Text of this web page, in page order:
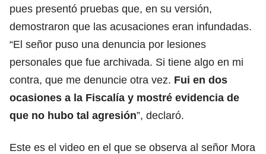
pues presentó pruebas que, en su versión,
demostraron que las acusaciones eran infundadas.
“El señor puso una denuncia por lesiones
personales que fue archivada. Si tiene algo en mi
contra, que me denuncie otra vez. Fui en dos
ocasiones a la Fiscalía y mostré evidencia de
que no hubo tal agresión”, declaró.
Este es el video en el que se observa al señor Mora